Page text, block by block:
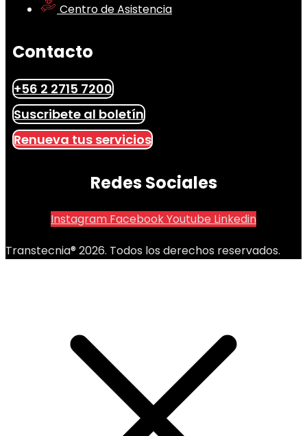
Centro de Asistencia
Contacto
+56 2 2715 7200
Suscribete al boletín
Renueva tus servicios
Redes Sociales
Instagram FacebookYoutube Linkedin
Transtecnia® 2026. Todos los derechos reservados.